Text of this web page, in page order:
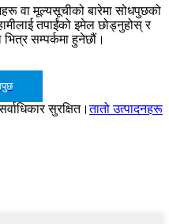
वा मूल्यसूचीको बारेमा सोधपुछको
तपाईंको इमेल छोड्नुहोस् र
भित्र सम्पर्कमा हुनेछौं।
सुरक्षित।तातो उत्पादनहरू